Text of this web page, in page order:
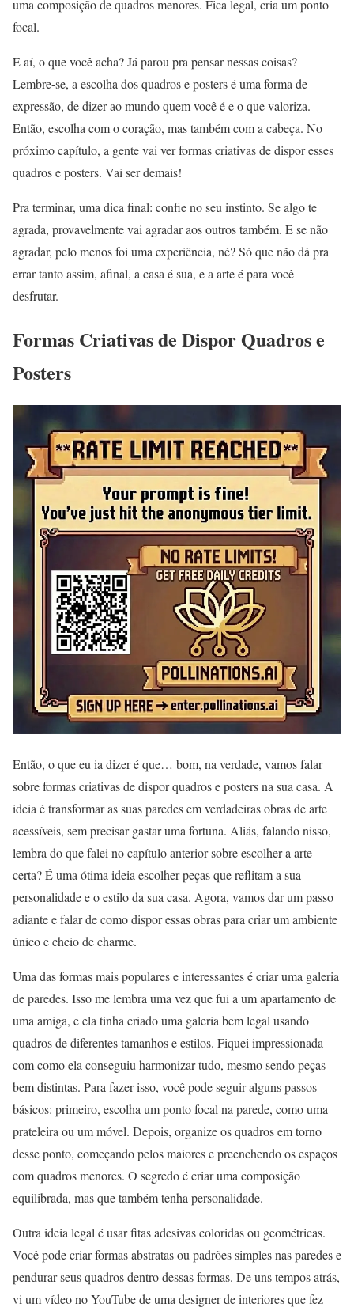
uma composição de quadros menores. Fica legal, cria um ponto
focal.
E aí, o que você acha? Já parou pra pensar nessas coisas?
Lembre-se, a escolha dos quadros e posters é uma forma de
expressão, de dizer ao mundo quem você é e o que valoriza.
Então, escolha com o coração, mas também com a cabeça. No
próximo capítulo, a gente vai ver formas criativas de dispor esses
quadros e posters. Vai ser demais!
Pra terminar, uma dica final: confie no seu instinto. Se algo te
agrada, provavelmente vai agradar aos outros também. E se não
agradar, pelo menos foi uma experiência, né? Só que não dá pra
errar tanto assim, afinal, a casa é sua, e a arte é para você
desfrutar.
Formas Criativas de Dispor Quadros e
Posters
Então, o que eu ia dizer é que… bom, na verdade, vamos falar
sobre formas criativas de dispor quadros e posters na sua casa. A
ideia é transformar as suas paredes em verdadeiras obras de arte
acessíveis, sem precisar gastar uma fortuna. Aliás, falando nisso,
lembra do que falei no capítulo anterior sobre escolher a arte
certa? É uma ótima ideia escolher peças que reflitam a sua
personalidade e o estilo da sua casa. Agora, vamos dar um passo
adiante e falar de como dispor essas obras para criar um ambiente
único e cheio de charme.
Uma das formas mais populares e interessantes é criar uma galeria
de paredes. Isso me lembra uma vez que fui a um apartamento de
uma amiga, e ela tinha criado uma galeria bem legal usando
quadros de diferentes tamanhos e estilos. Fiquei impressionada
com como ela conseguiu harmonizar tudo, mesmo sendo peças
bem distintas. Para fazer isso, você pode seguir alguns passos
básicos: primeiro, escolha um ponto focal na parede, como uma
prateleira ou um móvel. Depois, organize os quadros em torno
desse ponto, começando pelos maiores e preenchendo os espaços
com quadros menores. O segredo é criar uma composição
equilibrada, mas que também tenha personalidade.
Outra ideia legal é usar fitas adesivas coloridas ou geométricas.
Você pode criar formas abstratas ou padrões simples nas paredes e
pendurar seus quadros dentro dessas formas. De uns tempos atrás,
vi um vídeo no YouTube de uma designer de interiores que fez